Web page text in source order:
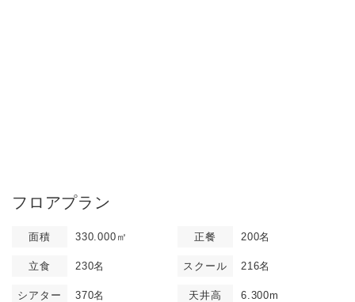
フロアプラン
面積 330.000㎡ 正餐 200名
立食 230名 スクール 216名
シアター 370名 天井高 6.300m